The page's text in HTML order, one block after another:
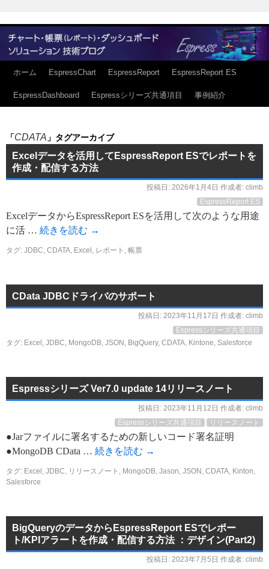
ホーム EspressChart EspressReport EspressReport ES
EspressDashboard Espressシリーズ共通項目 事例紹介
「CDATA 」タグアーカイブ
Excelデータを活用してEspressReport ESでレポートを
作成・配信する方法
投稿日: 2026年1月4日 作成者: climb
EspressReport ES
ExcelデータからEspressReport ESを活用して次のような用途
に活 … 続きを読む →
タグ: JDBC, CDATA, Excel , レポート , 帳票
CData JDBCドライバのサポート
投稿日: 2023年11月17日 作成者: climb
Espressシリーズ共通項目
タグ: Excel , JDBC, MongoDB, JSON , BigQuery, CDATA, Kintone, Salesforce
Espressシリーズ Ver7.0 update 14リリースノート
投稿日: 2023年11月12日 作成者: climb
Espressシリーズ共通項目
リリースノート
●Jarファイルに署名するための新しいコード署名証明
●MongoDB CData … 続きを読む →
タグ: Excel , JDBC, リリースノート , MongoDB, Jason, JSON , CDATA, Kinton,
Salesforce
BigQueryのデータからEspressReport ESでレポー
ト/KPIアラートを作成・配信する方法 ：デザイン(Part2)
投稿日: 2023年7月5日 作成者: climb